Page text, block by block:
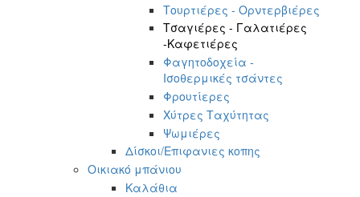
Τουρτιέρες - Ορντερβιέρες
Τσαγιέρες - Γαλατιέρες
-Καφετιέρες
Φαγητοδοχεία -
Ισοθερμικές τσάντες
Φρουτίερες
Χύτρες Ταχύτητας
Ψωμιέρες
Δίσκοι/Επιφανιες κοπης
Οικιακό μπάνιου
Καλάθια